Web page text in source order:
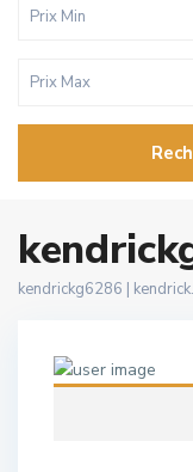
kendrickg6286 |